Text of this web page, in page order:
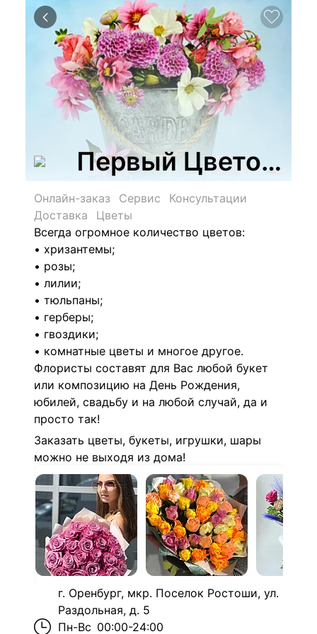
Первый
Онлайн-заказ Сервис
Консультации
Доставка
Цветы
Всегда огромное количество цветов:
• хризантемы;
• розы;
• лилии;
• тюльпаны;
• герберы;
• гвоздики;
• комнатные цветы и многое другое.
Флористы составят для Вас любой букет
или композицию на День Рождения,
юбилей, свадьбу и на любой случай, да и
просто так!
Заказать цветы, букеты, игрушки, шары
можно не выходя из дома!
г. Оренбург, мкр. Поселок Ростоши, ул.
Раздольная, д. 5
Пн-Вс 00:00-24:00